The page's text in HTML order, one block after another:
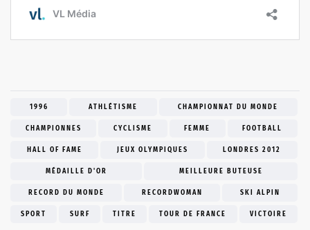
1996 ATHLÉTISME CHAMPIONNAT DU MONDE
CHAMPIONNES CYCLISME FEMME FOOTBALL
HALL OF FAME JEUX OLYMPIQUES LONDRES 2012
MÉDAILLE D'OR MEILLEURE BUTEUSE
RECORD DU MONDE RECORDWOMAN SKI ALPIN
SPORT SURF TITRE TOUR DE FRANCE VICTOIRE